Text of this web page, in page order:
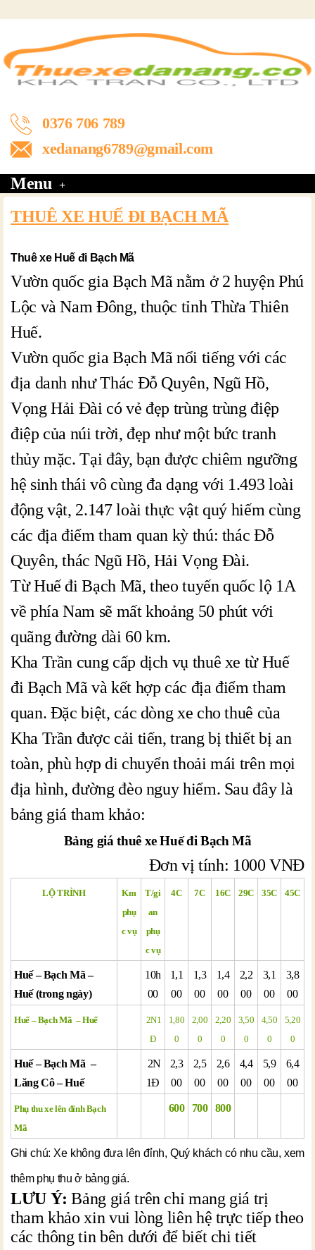
0376 706 789
xedanang6789@gmail.com
Menu
THUÊ XE HUẾ ĐI BẠCH MÃ
Thuê xe Huế đi Bạch Mã
Vườn quốc gia Bạch Mã nằm ở 2 huyện Phú
Lộc và Nam Đông, thuộc tỉnh Thừa Thiên
Huế.
Vườn quốc gia Bạch Mã nổi tiếng với các
địa danh như Thác Đỗ Quyên, Ngũ Hồ,
Vọng Hải Đài có vẻ đẹp trùng trùng điệp
điệp của núi trời, đẹp như một bức tranh
thủy mặc. Tại đây, bạn được chiêm ngưỡng
hệ sinh thái vô cùng đa dạng với 1.493 loài
động vật, 2.147 loài thực vật quý hiếm cùng
các địa điểm tham quan kỳ thú: thác Đỗ
Quyên, thác Ngũ Hồ, Hải Vọng Đài.
Từ Huế đi Bạch Mã, theo tuyến quốc lộ 1A
về phía Nam sẽ mất khoảng 50 phút với
quãng đường dài 60 km.
Kha Trần cung cấp dịch vụ thuê xe từ Huế
đi Bạch Mã và kết hợp các địa điểm tham
quan. Đặc biệt, các dòng xe cho thuê của
Kha Trần được cải tiến, trang bị thiết bị an
toàn, phù hợp di chuyển thoải mái trên mọi
địa hình, đường đèo nguy hiểm. Sau đây là
bảng giá tham khảo:
Bảng giá thuê xe Huế đi Bạch Mã
Đơn vị tính: 1000 VNĐ
LỘ TRÌNH
Km
phụ
c vụ
T/gi
an
phụ
c vụ
4C 7C 16C 29C 35C 45C
Huế – Bạch Mã –
Huế (trong ngày)
10h
00
1,1
00
1,3
00
1,4
00
2,2
00
3,1
00
3,8
00
Huế – Bạch Mã – Huế
2N1
Đ
1,80
0
2,00
0
2,20
0
3,50
0
4,50
0
5,20
0
Huế – Bạch Mã –
Lăng Cô – Huế
2N
1Đ
2,3
00
2,5
00
2,6
00
4,4
00
5,9
00
6,4
00
Phụ thu xe lên đỉnh Bạch
Mã
600 700 800
Ghi chú: Xe không đưa lên đỉnh, Quý khách có nhu cầu, xem
thêm phụ thu ở bảng giá.
LƯU Ý: Bảng giá trên chỉ mang giá trị
tham khảo xin vui lòng liên hệ trực tiếp theo
các thông tin bên dưới để biết chi tiết